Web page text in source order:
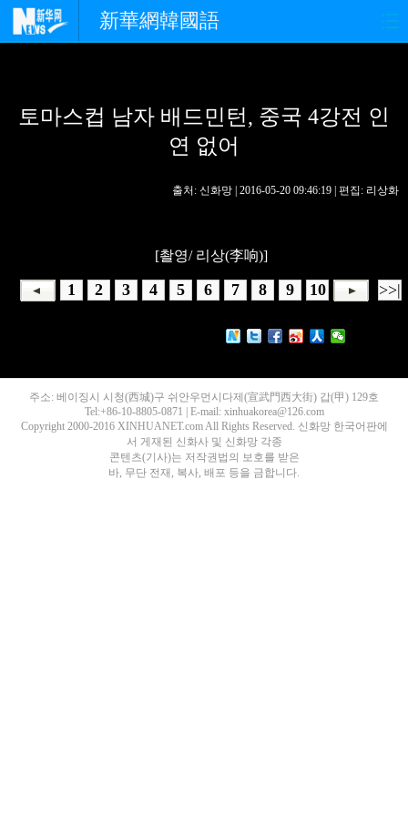
新華網韓國語
경제 사회 포토
핫 TV
토마스컵 남자 배드민턴, 중국 4강전 인
연 없어
출처: 신화망 | 2016-05-20 09:46:19 | 편집: 리상화
[촬영/ 리상(李响)]
1 2 3 4 5 6 7 8 9 10 >>|
주소: 베이징시 시청(西城)구 쉬안우먼시다제(宣武門西大街) 갑(甲) 129호
Tel:+86-10-8805-0871 | E-mail: xinhuakorea@126.com
Copyright 2000-2016 XINHUANET.com All Rights Reserved. 신화망 한국어판에
서 게재된 신화사 및 신화망 각종
콘텐츠(기사)는 저작권법의 보호를 받은
바, 무단 전재, 복사, 배포 등을 금합니다.